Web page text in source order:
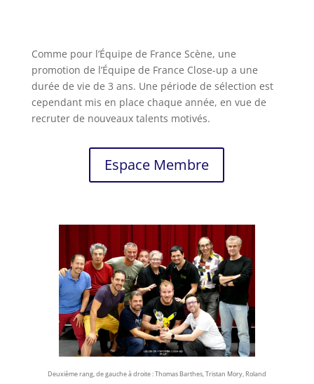
Comme pour l’Équipe de France Scène, une
promotion de l’Équipe de France Close-up a une
durée de vie de 3 ans. Une période de sélection est
cependant mis en place chaque année, en vue de
recruter de nouveaux talents motivés.
Espace Membre
Deuxième rang, de gauche à droite : Thomas Barthes, Tristan Mory, Roland